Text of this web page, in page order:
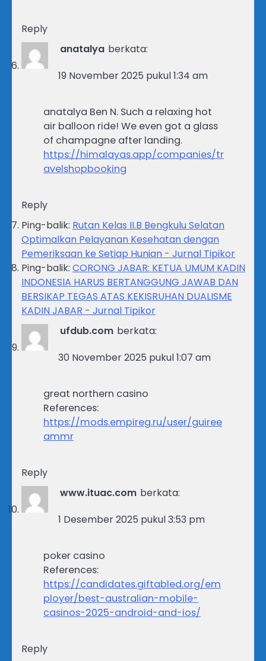
Reply
anatalya berkata:
19 November 2025 pukul 1:34 am
anatalya Ben N. Such a relaxing hot
air balloon ride! We even got a glass
of champagne after landing.
https://himalayas.app/companies/tr
avelshopbooking
Reply
Ping-balik: Rutan Kelas II.B Bengkulu Selatan
Optimalkan Pelayanan Kesehatan dengan
Pemeriksaan ke Setiap Hunian - Jurnal Tipikor
Ping-balik: CORONG JABAR: KETUA UMUM KADIN
INDONESIA HARUS BERTANGGUNG JAWAB DAN
BERSIKAP TEGAS ATAS KEKISRUHAN DUALISME
KADIN JABAR - Jurnal Tipikor
ufdub.com berkata:
30 November 2025 pukul 1:07 am
great northern casino
References:
https://mods.empireg.ru/user/guiree
ammr
Reply
www.ituac.com berkata:
1 Desember 2025 pukul 3:53 pm
poker casino
References:
https://candidates.giftabled.org/em
ployer/best-australian-mobile-
casinos-2025-android-and-ios/
Reply